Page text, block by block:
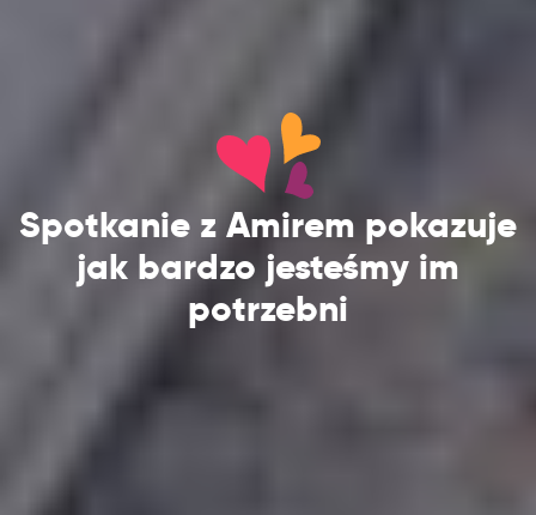
Spotkanie z Amirem pokazuje
jak bardzo jesteśmy im
potrzebni